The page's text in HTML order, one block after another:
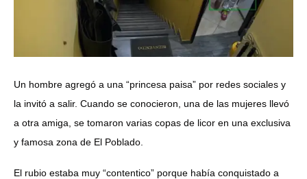
Un hombre agregó a una “princesa paisa” por redes sociales y
la invitó a salir. Cuando se conocieron, una de las mujeres llevó
a otra amiga, se tomaron varias copas de licor en una exclusiva
y famosa zona de El Poblado.
El rubio estaba muy “contentico” porque había conquistado a